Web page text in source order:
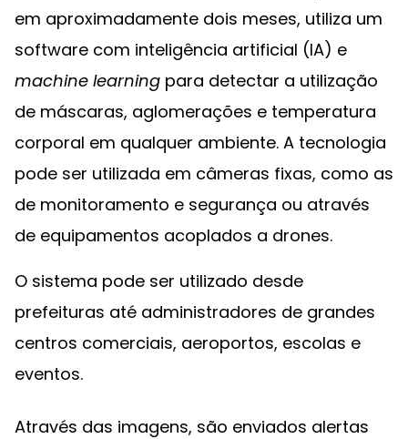
em aproximadamente dois meses, utiliza um
software com inteligência artificial (IA) e
machine learning para detectar a utilização
de máscaras, aglomerações e temperatura
corporal em qualquer ambiente. A tecnologia
pode ser utilizada em câmeras fixas, como as
de monitoramento e segurança ou através
de equipamentos acoplados a drones.
O sistema pode ser utilizado desde
prefeituras até administradores de grandes
centros comerciais, aeroportos, escolas e
eventos.
Através das imagens, são enviados alertas